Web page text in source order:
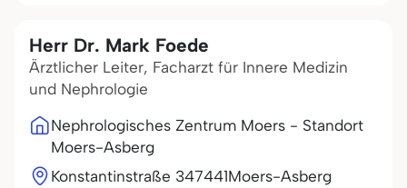
Herr Dr. Mark Foede
Ärztlicher Leiter, Facharzt für Innere Medizin
und Nephrologie
Nephrologisches Zentrum Moers - Standort
Moers-Asberg
Konstantinstraße 347441Moers-Asberg